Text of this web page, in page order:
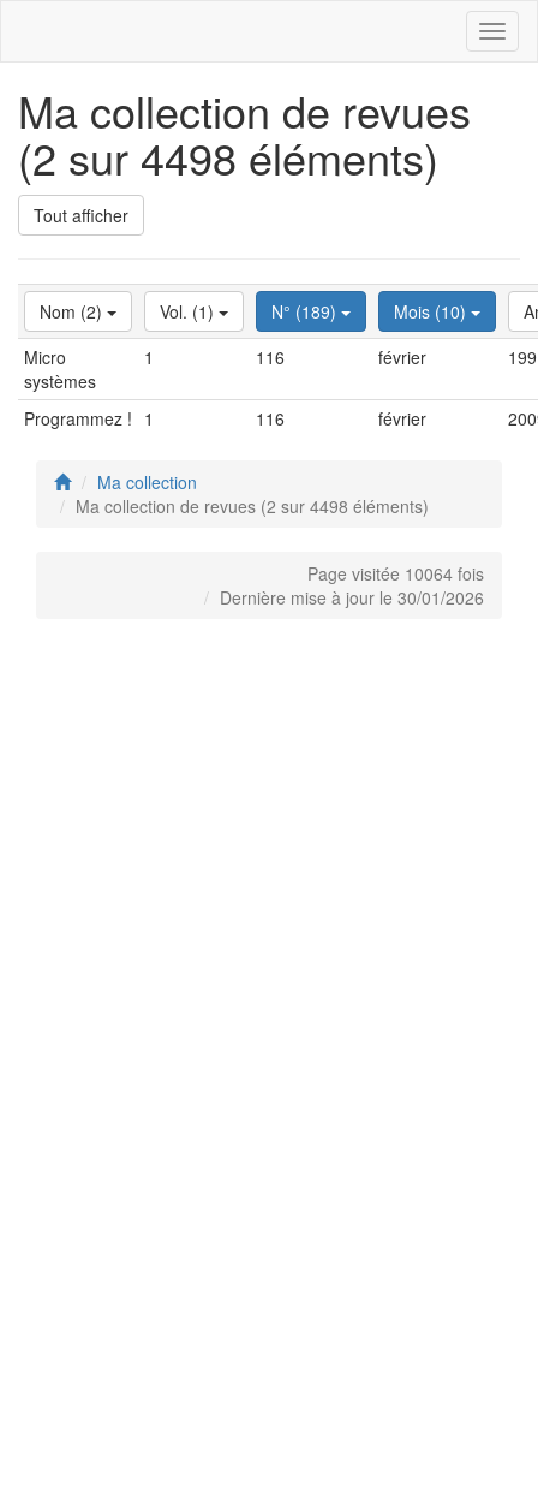
Ma collection de revues
(2 sur 4498 éléments)
Tout afficher
Nom (2) Vol. (1) N° (189) Mois (10)
Micro
systèmes
1 116 février
Programmez ! 1 116 février
Ma collection
Ma collection de revues (2 sur 4498 éléments)
Page visitée 10064 fois
Dernière mise à jour le 30/01/2026